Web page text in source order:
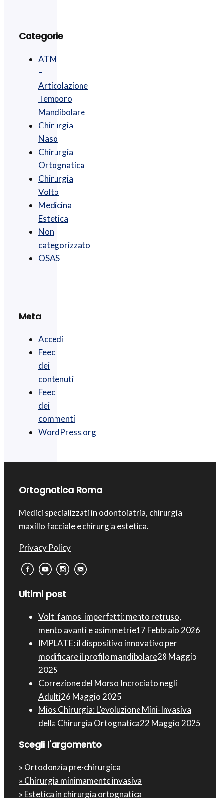
Categorie
ATM
–
Articolazione
Temporo
Mandibolare
Chirurgia
Naso
Chirurgia
Ortognatica
Chirurgia
Volto
Medicina
Estetica
Non
categorizzato
OSAS
Meta
Accedi
Feed
dei
contenuti
Feed
dei
commenti
WordPress.org
Ortognatica Roma
Medici specializzati in odontoiatria, chirurgia
maxillo facciale e chirurgia estetica.
Privacy Policy
Ultimi post
Volti famosi imperfetti: mento retruso,
mento avanti e asimmetrie17 Febbraio 2026
IMPLATE: il dispositivo innovativo per
modificare il profilo mandibolare28 Maggio
2025
Correzione del Morso Incrociato negli
Adulti26 Maggio 2025
Mios Chirurgia : L’evoluzione Mini-Invasiva
della Chirurgia Ortognatica22 Maggio 2025
Scegli l'argomento
» Ortodonzia pre-chirurgica
» Chirurgia minimamente invasiva
» Estetica in chirurgia ortognatica